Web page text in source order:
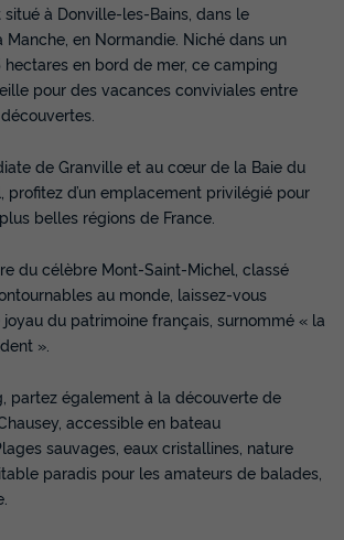
3 personnes - Mobil Home - 1
Adultes
3
Chambres
1
Salle de bain
1
Animaux autorisés *
Cafetière
Salon de jardin+ 3
- Mobil Home - 1 chambre
7 nuits
392 €
343 € -12%
d'économie
à Donville-les-Bains, dans le
en Normandie. Niché dans un
en bord de mer, ce camping
pour des vacances conviviales entre
de Granville et au cœur de la Baie du
profitez d’un emplacement privilégié pour
belles régions de France.
du célèbre Mont-Saint-Michel, classé
au monde, laissez-vous
du patrimoine français, surnommé « la
».
partez également à la découverte de
accessible en bateau
sauvages, eaux cristallines, nature
paradis pour les amateurs de balades,